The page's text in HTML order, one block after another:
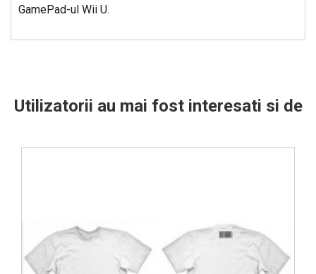
GamePad-ul Wii U.
Utilizatorii au mai fost interesati si de